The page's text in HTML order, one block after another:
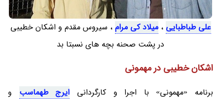
علی طباطبایی ،میلاد کی مرام ، سیروس مقدم و اشکان خطیبی
در پشت صحنه بچه های نسبتا بد
اشکان خطیبی در مهمونی
برنامه «مهمونی» با اجرا و کارگردانی ایرج طهماسب و